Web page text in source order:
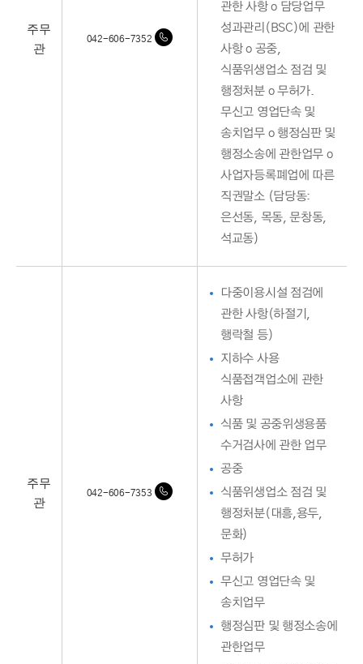
주무
관
042-606-7352
관한 사항 o 담당업무
성과관리(BSC)에 관한
사항 o 공중,
식품위생업소 점검 및
행정처분 o 무허가.
무신고 영업단속 및
송치업무 o 행정심판 및
행정소송에 관한업무 o
사업자등록폐업에 따른
직권말소 (담당동:
은선동, 목동, 문창동,
석교동)
주무
관
042-606-7353
다중이용시설 점검에
관한 사항(하절기,
행락철 등)
지하수 사용
식품접객업소에 관한
사항
식품 및 공중위생용품
수거검사에 관한 업무
공중
식품위생업소 점검 및
행정처분(대흥,용두,
문화)
무허가
무신고 영업단속 및
송치업무
행정심판 및 행정소송에
관한업무